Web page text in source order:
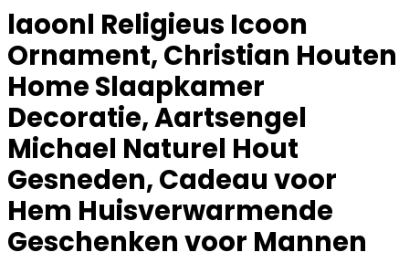
laoonl Religieus Icoon
Ornament, Christian Houten
Home Slaapkamer
Decoratie, Aartsengel
Michael Naturel Hout
Gesneden, Cadeau voor
Hem Huisverwarmende
Geschenken voor Mannen